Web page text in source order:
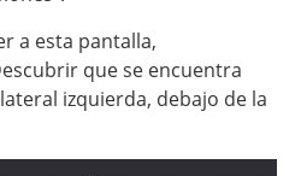
a esta pantalla,
que se encuentra
izquierda, debajo de la